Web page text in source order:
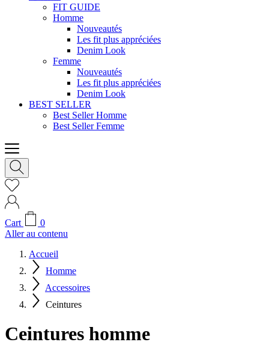
FIT GUIDE
Homme
Nouveautés
Les fit plus appréciées
Denim Look
Femme
Nouveautés
Les fit plus appréciées
Denim Look
BEST SELLER
Best Seller Homme
Best Seller Femme
Cart
0
Aller au contenu
Accueil
Homme
Accessoires
Ceintures
Ceintures homme